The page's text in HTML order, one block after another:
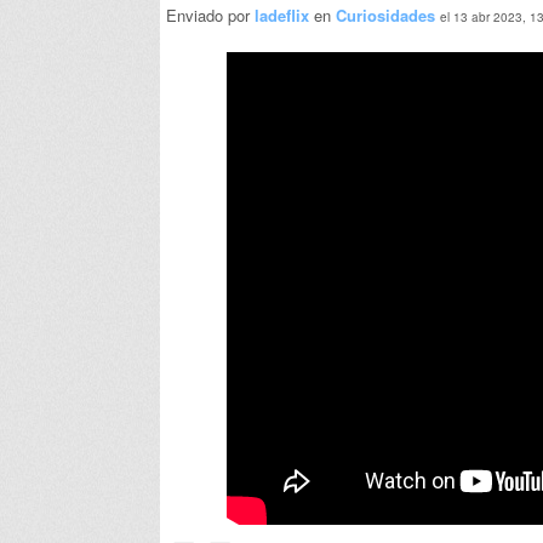
Enviado por ladeflix en Curiosidades el 13 abr 2023,